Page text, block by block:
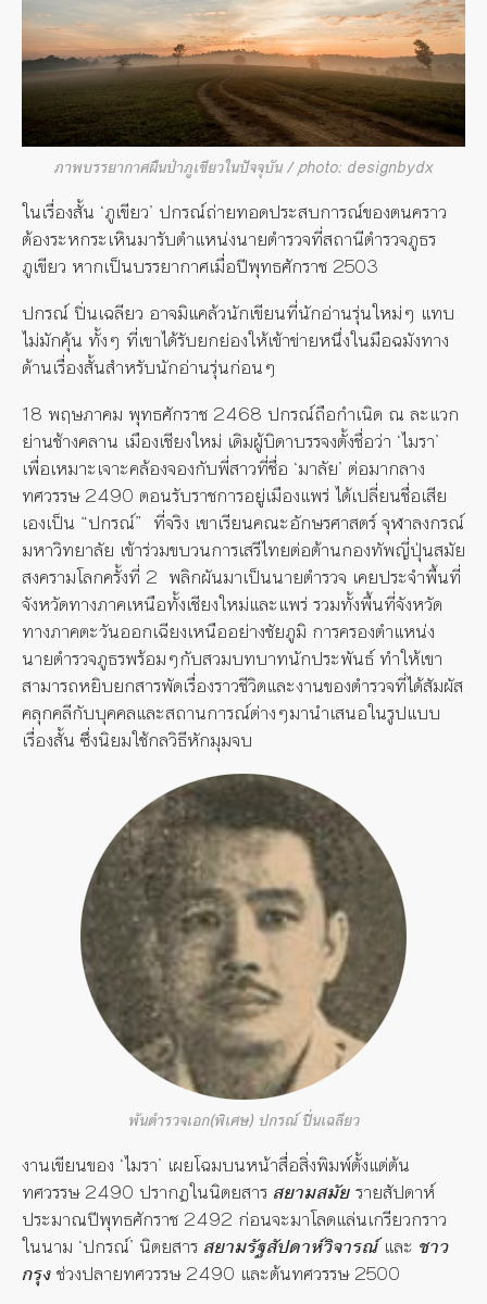
ภาพบรรยากาศผืนป่าภูเขียวในปัจจุบัน / photo: designbydx
ในเรื่องสั้น ‘ภูเขียว’ ปกรณ์ถ่ายทอดประสบการณ์ของตนคราว
ต้องระหกระเหินมารับตำแหน่งนายตำรวจที่สถานีตำรวจภูธร
ภูเขียว หากเป็นบรรยากาศเมื่อปีพุทธศักราช 2503
ปกรณ์ ปิ่นเฉลียว อาจมิแคล้วนักเขียนที่นักอ่านรุ่นใหม่ๆ แทบ
ไม่มักคุ้น ทั้งๆ ที่เขาได้รับยกย่องให้เข้าข่ายหนึ่งในมือฉมังทาง
ด้านเรื่องสั้นสำหรับนักอ่านรุ่นก่อนๆ
18 พฤษภาคม พุทธศักราช 2468 ปกรณ์ถือกำเนิด ณ ละแวก
ย่านช้างคลาน เมืองเชียงใหม่ เดิมผู้บิดาบรรจงตั้งชื่อว่า ‘ไมรา’
เพื่อเหมาะเจาะคล้องจองกับพี่สาวที่ชื่อ ‘มาลัย’ ต่อมากลาง
ทศวรรษ 2490 ตอนรับราชการอยู่เมืองแพร่ ได้เปลี่ยนชื่อเสีย
เองเป็น “ปกรณ์” ที่จริง เขาเรียนคณะอักษรศาสตร์ จุฬาลงกรณ์
มหาวิทยาลัย เข้าร่วมขบวนการเสรีไทยต่อต้านกองทัพญี่ปุ่นสมัย
สงครามโลกครั้งที่ 2 พลิกผันมาเป็นนายตำรวจ เคยประจำพื้นที่
จังหวัดทางภาคเหนือทั้งเชียงใหม่และแพร่ รวมทั้งพื้นที่จังหวัด
ทางภาคตะวันออกเฉียงเหนืออย่างชัยภูมิ การครองตำแหน่ง
นายตำรวจภูธรพร้อมๆกับสวมบทบาทนักประพันธ์ ทำให้เขา
สามารถหยิบยกสารพัดเรื่องราวชีวิตและงานของตำรวจที่ได้สัมผัส
คลุกคลีกับบุคคลและสถานการณ์ต่างๆมานำเสนอในรูปแบบ
เรื่องสั้น ซึ่งนิยมใช้กลวิธีหักมุมจบ
พันตำรวจเอก(พิเศษ) ปกรณ์ ปิ่นเฉลียว
งานเขียนของ ‘ไมรา’ เผยโฉมบนหน้าสื่อสิ่งพิมพ์ตั้งแต่ต้น
ทศวรรษ 2490 ปรากฏในนิตยสาร สยามสมัยรายสัปดาห์
ประมาณปีพุทธศักราช 2492 ก่อนจะมาโลดแล่นเกรียวกราว
ในนาม ‘ปกรณ์’ นิตยสาร สยามรัฐสัปดาห์วิจารณ์และ ชาว
กรุงช่วงปลายทศวรรษ 2490 และต้นทศวรรษ 2500